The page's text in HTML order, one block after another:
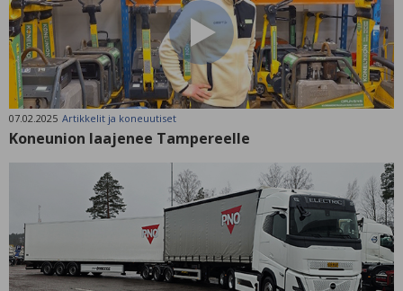
07.02.2025 Artikkelit ja koneuutiset
Koneunion laajenee Tampereelle